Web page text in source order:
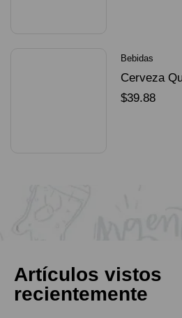
Bebidas
Cerveza
packX4
$39.88
Artículos vistos
recientemente